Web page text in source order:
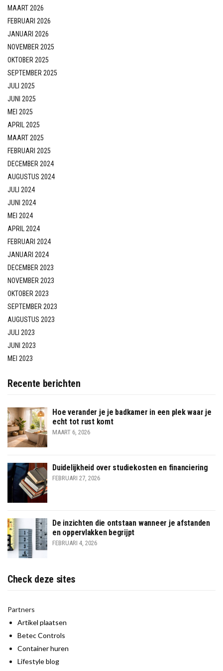
MAART 2026
FEBRUARI 2026
JANUARI 2026
NOVEMBER 2025
OKTOBER 2025
SEPTEMBER 2025
JULI 2025
JUNI 2025
MEI 2025
APRIL 2025
MAART 2025
FEBRUARI 2025
DECEMBER 2024
AUGUSTUS 2024
JULI 2024
JUNI 2024
MEI 2024
APRIL 2024
FEBRUARI 2024
JANUARI 2024
DECEMBER 2023
NOVEMBER 2023
OKTOBER 2023
SEPTEMBER 2023
AUGUSTUS 2023
JULI 2023
JUNI 2023
MEI 2023
Recente berichten
Hoe verander je je badkamer in een plek waar je
echt tot rust komt
MAART 6, 2026
Duidelijkheid over studiekosten en financiering
FEBRUARI 27, 2026
De inzichten die ontstaan wanneer je afstanden
en oppervlakken begrijpt
FEBRUARI 4, 2026
Check deze sites
Partners
Artikel plaatsen
Betec Controls
Container huren
Lifestyle blog